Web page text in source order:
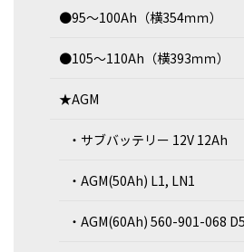
●95～100Ah（横354ｍｍ）
●105～110Ah（横393ｍｍ）
★AGM
・サブバッテリー 12V 12Ah
・AGM(50Ah) L1, LN1
・AGM(60Ah) 560-901-068